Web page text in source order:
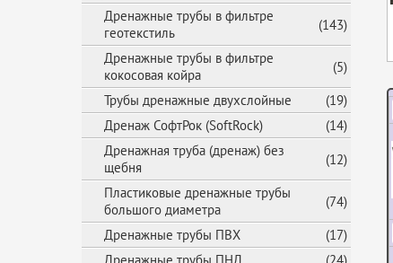
Дренажные трубы в фильтре
геотекстиль
(143)
Дренажные трубы в фильтре
кокосовая койра
(5)
Трубы дренажные двухслойные
(19)
Дренаж СофтРок (SoftRock)
(14)
Дренажная труба (дренаж) без
щебня
(12)
Пластиковые дренажные трубы
большого диаметра
(74)
Дренажные трубы ПВХ
(17)